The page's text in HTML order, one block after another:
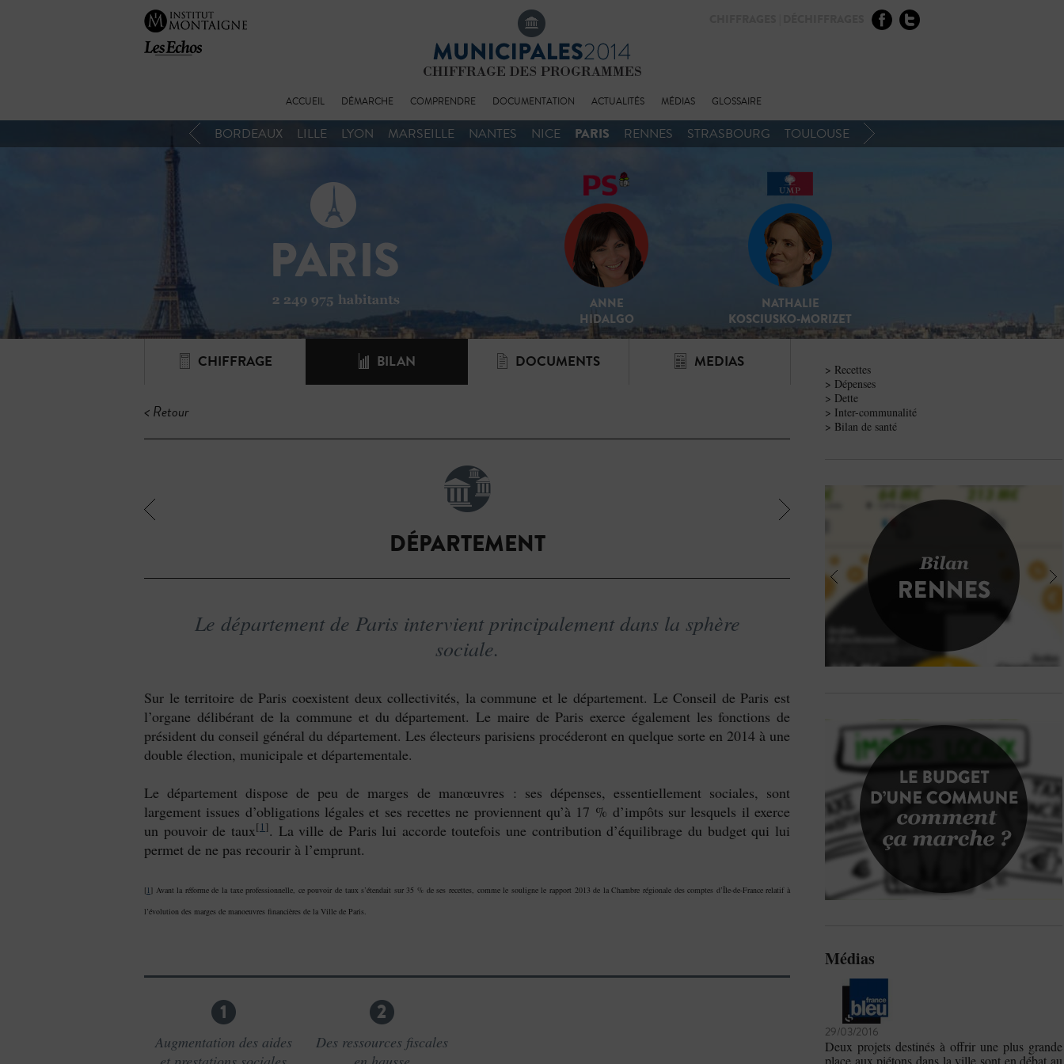
ACCUEIL DÉMARCHE COMPRENDRE DOCUMENTATION ACTUALITÉS MÉDIAS GLOSSAIRE
BORDEAUX LILLE LYON MARSEILLE NANTES NICE PARIS RENNES STRASBOURG TOULOUSE
ANNE
HIDALGO
NATHALIE
KOSCIUSKO-MORIZET
CHIFFRAGE BILAN DOCUMENTS MEDIAS
< Retour
DÉPARTEMENT
Le département de Paris intervient principalement dans la sphère
sociale.
Sur le territoire de Paris coexistent deux collectivités, la commune et le département. Le Conseil de Paris est
l’organe délibérant de la commune et du département. Le maire de Paris exerce également les fonctions de
président du conseil général du département. Les électeurs parisiens procéderont en quelque sorte en 2014 à une
double élection, municipale et départementale.
Le département dispose de peu de marges de manœuvres : ses dépenses, essentiellement sociales, sont
largement issues d’obligations légales et ses recettes ne proviennent qu’à 17 % d’impôts sur lesquels il exerce
un pouvoir de taux[ 1]. La ville de Paris lui accorde toutefois une contribution d’équilibrage du budget qui lui
permet de ne pas recourir à l’emprunt.
[ 1 ] Avant la réforme de la taxe professionnelle, ce pouvoir de taux s’étendait sur 35 % de ses recettes, comme le souligne le rapport 2013 de la Chambre régionale des comptes d’Île-de-France relatif à
l’évolution des marges de manoeuvres financières de la Ville de Paris.
1
Augmentation des aides
2
Des ressources fiscales
> Recettes
> Dépenses
> Dette
> Inter-communalité
> Bilan de santé
Médias
29/03/2016
Deux projets destinés à offrir une plus grande
place aux piétons dans la ville sont en débat au